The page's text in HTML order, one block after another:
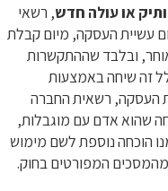
או עולה חדש, רשאי
עשיית העסקה, מיום קבלת
ובלבד שההתקשרות
זה שיחה באמצעות
העסקה, רשאית החברה
שהוא אדם עם מוגבלות,
הוכחה נוספת לשם מימוש
מהמסכים המפורטים בחוק.